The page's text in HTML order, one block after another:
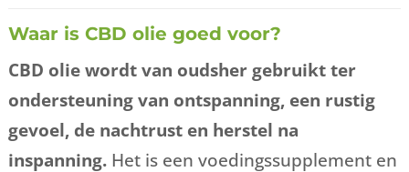
Waar is CBD olie goed voor?
CBD olie wordt van oudsher gebruikt ter
ondersteuning van ontspanning, een rustig
gevoel, de nachtrust en herstel na
inspanning. Het is een voedingssupplement en